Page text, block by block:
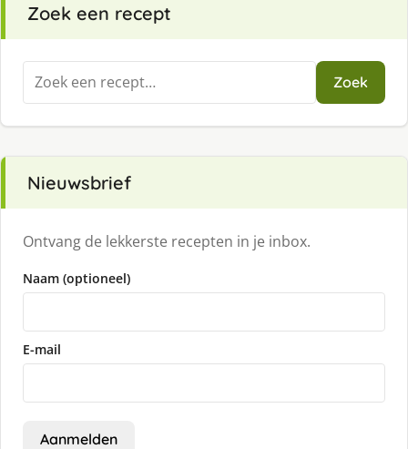
Zoek een recept
Zoeken
naar:
Zoek
Nieuwsbrief
Ontvang de lekkerste recepten in je inbox.
Naam (optioneel)
E-mail
Aanmelden